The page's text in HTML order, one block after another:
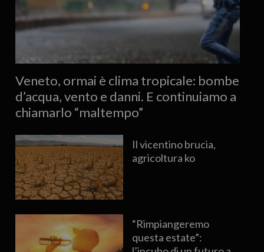
Veneto, ormai è clima tropicale: bombe
d’acqua, vento e danni. E continuiamo a
chiamarlo “maltempo”
Il vicentino brucia,
agricoltura ko
“Rimpiangeremo
questa estate”: